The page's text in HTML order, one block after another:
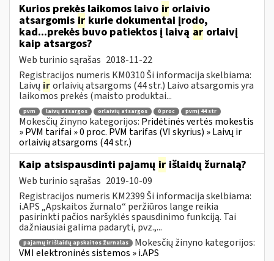
Kurios prekės laikomos laivo ir orlaivio
atsargomis ir kurie dokumentai įrodo,
kad...prekės buvo patiektos į laivą ar orlaivį
kaip atsargos?
Web turinio sąrašas 2018-11-22
Registracijos numeris KM0310 Ši informacija skelbiama:
Laivų irorlaivių atsargoms (44 str.) Laivo atsargomis yra
laikomos prekės (maisto produktai...
pvm laivų atsargos orlaivių atsargos 0 proc pvmį 44 str
Mokesčių žinyno kategorijos: Pridėtinės vertės mokestis
» PVM tarifai » 0 proc. PVM tarifas (VI skyrius) » Laivų ir
orlaivių atsargoms (44 str.)
Kaip atsispausdinti pajamų ir išlaidų žurnalą?
Web turinio sąrašas 2019-10-09
Registracijos numeris KM2399 Ši informacija skelbiama:
i.APS „Apskaitos žurnalo“ peržiūros lange reikia
pasirinkti pačios naršyklės spausdinimo funkciją. Tai
dažniausiai galima padaryti, pvz.,...
pajamų ir išlaidų apskaitos žurnalas
Mokesčių žinyno kategorijos:
VMI elektroninės sistemos » i.APS